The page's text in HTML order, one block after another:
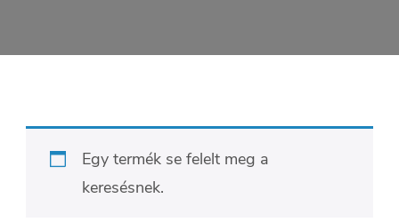
Egy termék se felelt meg a
keresésnek.